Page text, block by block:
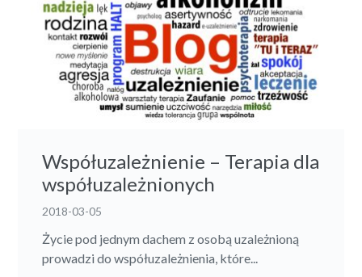
Współuzależnienie – Terapia dla
współuzależnionych
2018-03-05
Życie pod jednym dachem z osobą uzależnioną
prowadzi do współuzależnienia, które...